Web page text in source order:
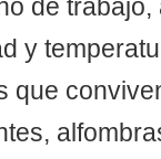
de
y
que